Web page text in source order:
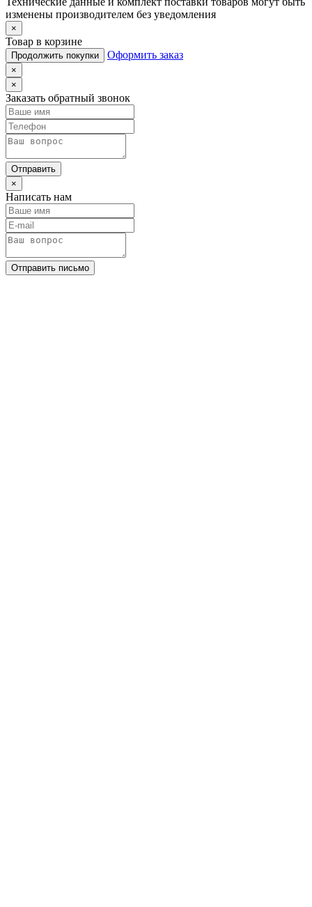
изменены производителем без уведомления
×
Товар в корзине
Продолжить покупки Оформить заказ
×
×
Заказать обратный звонок
Отправить
×
Написать нам
Отправить письмо